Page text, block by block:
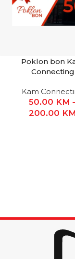
Poklon bon
Connecting
Kam
50.00 KM
200.00 KM